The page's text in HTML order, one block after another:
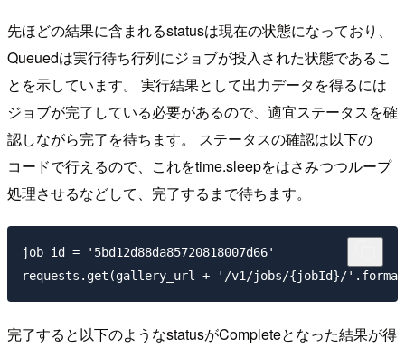
先ほどの結果に含まれるstatusは現在の状態になっており、
Queuedは実行待ち行列にジョブが投入された状態であるこ
とを示しています。 実行結果として出力データを得るには
ジョブが完了している必要があるので、適宜ステータスを確
認しながら完了を待ちます。 ステータスの確認は以下の
コードで行えるので、これをtime.sleepをはさみつつループ
処理させるなどして、完了するまで待ちます。
job_id = '5bd12d88da85720818007d66'
完了すると以下のようなstatusがCompleteとなった結果が得